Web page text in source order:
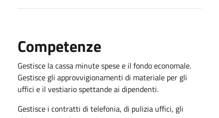
Competenze
Gestisce la cassa minute spese e il fondo economale.
Gestisce gli approvvigionamenti di materiale per gli
uffici e il vestiario spettande ai dipendenti.
Gestisce i contratti di telefonia, di pulizia uffici, gli